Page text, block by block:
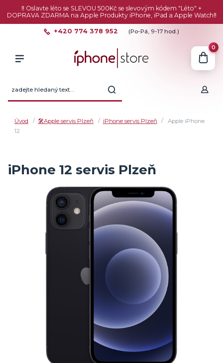
‼️ Oslavte léto se SLEVOU 500Kč se slevovým kódem "Léto" +
DOPRAVA ZDARMA na Apple Produkty iPhone, iPad a Apple Watch‼️
+420 774 378 952 (Po-Pá, 9-17 hod.)
0
Úvod 🛠️Apple servis Plzeň iPhone servis Plzeň
Apple iPhone
12
iPhone 12 servis Plzeň